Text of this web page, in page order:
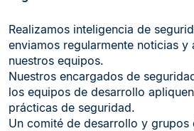
Realizamos inteligencia de
enviamos regularmente noticias y
nuestros equipos.
Nuestros encargados de
los equipos de desarrollo
prácticas de seguridad.
Un comité de desarrollo y grupos